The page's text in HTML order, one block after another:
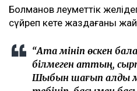
Болманов әлеуметтік
сүйреп кете жаздағаны
“Атқа мініп өскен
білмеген аттың,
Шыбын шағып алды